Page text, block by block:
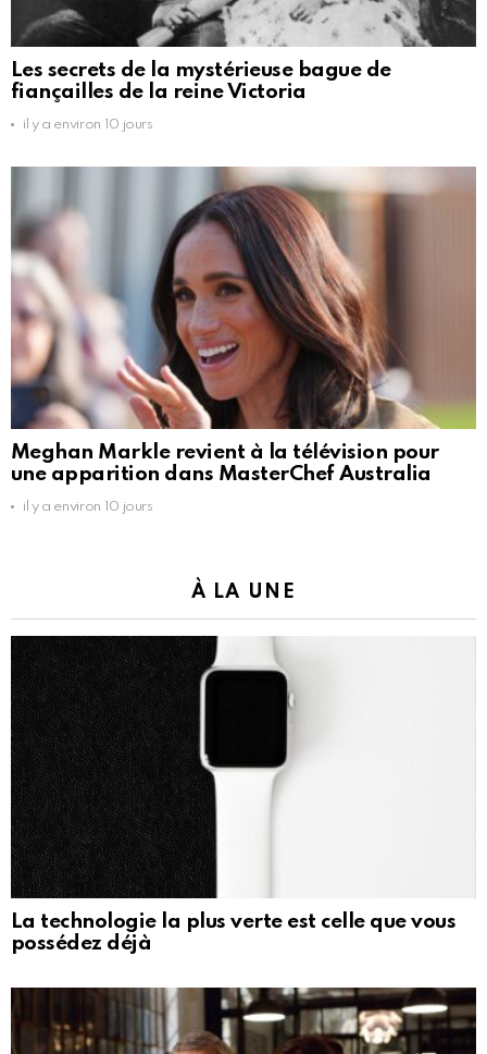
Les secrets de la mystérieuse bague de
fiançailles de la reine Victoria
il y a environ 10 jours
Meghan Markle revient à la télévision pour
une apparition dans MasterChef Australia
il y a environ 10 jours
À LA UNE
La technologie la plus verte est celle que vous
possédez déjà